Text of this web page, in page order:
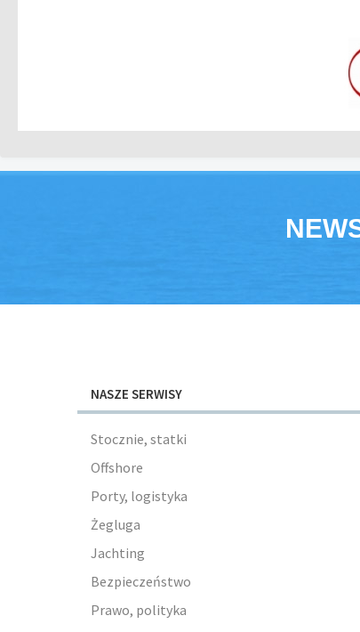
NASZE SERWISY
Stocznie, statki
Offshore
Porty, logistyka
Żegluga
Jachting
Bezpieczeństwo
Prawo, polityka